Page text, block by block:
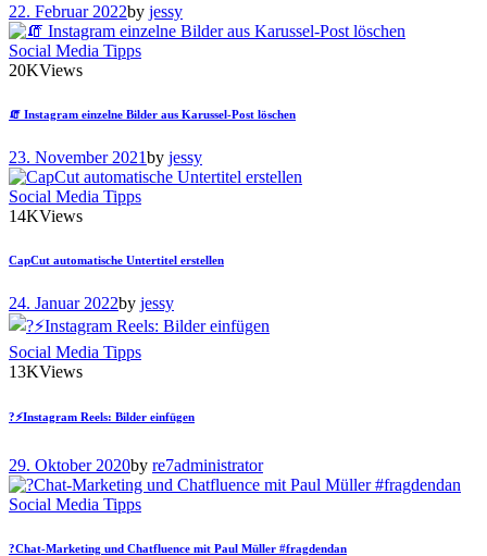
22. Februar 2022by jessy
Social Media Tipps
20KViews
🧯 Instagram einzelne Bilder aus Karussel-Post löschen
23. November 2021by jessy
Social Media Tipps
14KViews
CapCut automatische Untertitel erstellen
24. Januar 2022by jessy
Social Media Tipps
13KViews
?⚡️Instagram Reels: Bilder einfügen
29. Oktober 2020by re7administrator
Social Media Tipps
?Chat-Marketing und Chatfluence mit Paul Müller #fragdendan